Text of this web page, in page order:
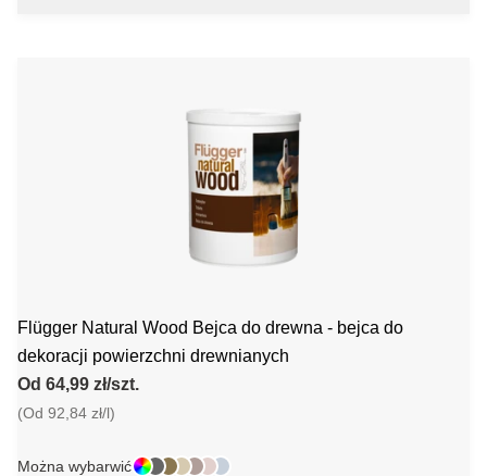
Flügger Natural Wood Bejca do drewna - bejca do
dekoracji powierzchni drewnianych
Od 64,99 zł/szt.
(Od 92,84 zł/l)
Można wybarwić